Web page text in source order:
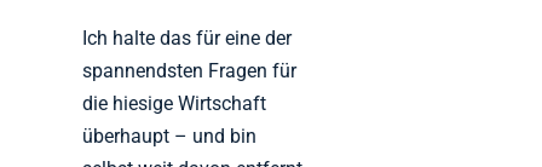
Ich halte das für eine der
spannendsten Fragen für
die hiesige Wirtschaft
überhaupt – und bin